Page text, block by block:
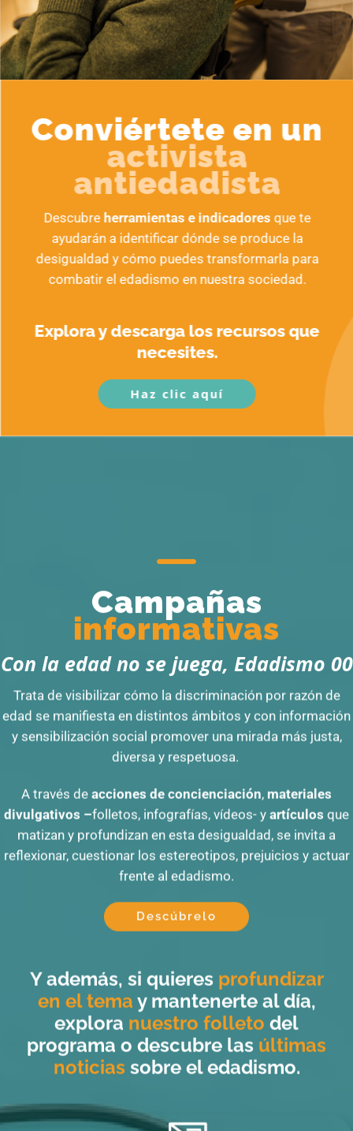
Conviértete en un
activista
antiedadista
Descubre herramientas e indicadoresque te
ayudarán a identificar dónde se produce la
desigualdad y cómo puedes transformarla para
combatir el edadismo en nuestra sociedad.
Explora y descarga los recursos que
necesites.
Haz clic aquí
Campañas
informativas
Con la edad no se juega, Edadismo 00
Trata de visibilizar cómo la discriminación por razón de
edad se manifiesta en distintos ámbitos y con información
y sensibilización social promover una mirada más justa,
diversa y respetuosa.
A través de acciones de concienciación, materiales
divulgativos –folletos, infografías, vídeos- y artículos que
matizan y profundizan en esta desigualdad, se invita a
reflexionar, cuestionar los estereotipos, prejuicios y actuar
frente al edadismo.
Descúbrelo
Y además, si quieres profundizar
en el tema y mantenerte al día,
explora nuestro folleto del
programa o descubre las últimas
noticias sobre el edadismo.